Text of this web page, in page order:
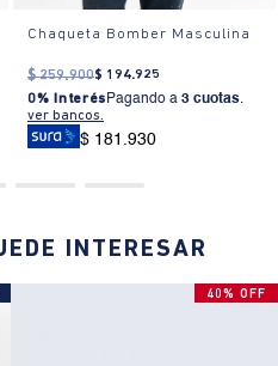
Chaqueta Bomber Masculina
$ 259.900$ 194.925
0% Interés Pagando a 3 cuotas.
ver bancos.
$ 181.930
INTERESAR
40% OFF